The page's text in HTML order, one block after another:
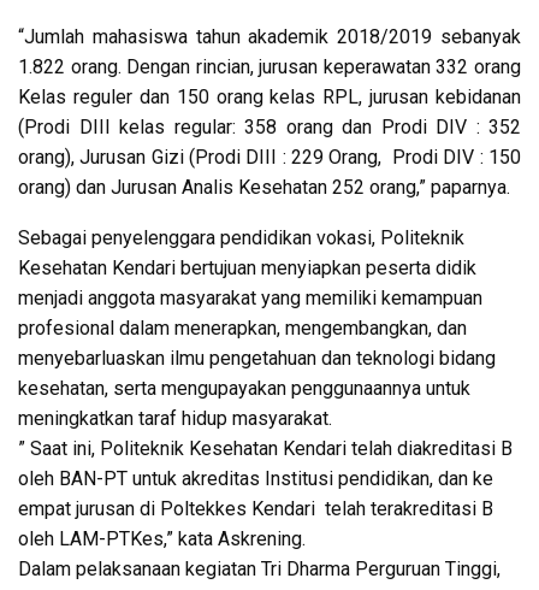
“Jumlah mahasiswa tahun akademik 2018/2019 sebanyak
1.822 orang. Dengan rincian, jurusan keperawatan 332 orang
Kelas reguler dan 150 orang kelas RPL, jurusan kebidanan
(Prodi DIII kelas regular: 358 orang dan Prodi DIV : 352
orang), Jurusan Gizi (Prodi DIII : 229 Orang, Prodi DIV : 150
orang) dan Jurusan Analis Kesehatan 252 orang,” paparnya.
Sebagai penyelenggara pendidikan vokasi, Politeknik
Kesehatan Kendari bertujuan menyiapkan peserta didik
menjadi anggota masyarakat yang memiliki kemampuan
profesional dalam menerapkan, mengembangkan, dan
menyebarluaskan ilmu pengetahuan dan teknologi bidang
kesehatan, serta mengupayakan penggunaannya untuk
meningkatkan taraf hidup masyarakat.
” Saat ini, Politeknik Kesehatan Kendari telah diakreditasi B
oleh BAN-PT untuk akreditas Institusi pendidikan, dan ke
empat jurusan di Poltekkes Kendari telah terakreditasi B
oleh LAM-PTKes,” kata Askrening.
Dalam pelaksanaan kegiatan Tri Dharma Perguruan Tinggi,